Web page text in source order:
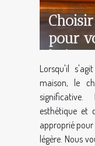
pour
bois
Lorsqu'il
maison, le
significative.
esthétique et
approprié
légère. Nous